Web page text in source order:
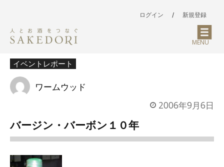
ログイン / 新規登録
MENU
イベントレポート
ワームウッド
2006年9月6日
バージン・バーボン１０年